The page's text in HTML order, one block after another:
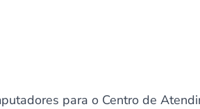
para o Centro de